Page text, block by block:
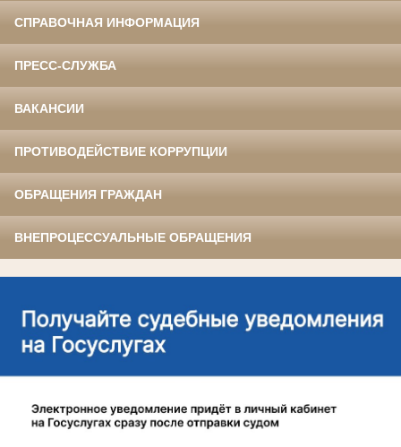
СПРАВОЧНАЯ ИНФОРМАЦИЯ
ПРЕСС-СЛУЖБА
ВАКАНСИИ
ПРОТИВОДЕЙСТВИЕ КОРРУПЦИИ
ОБРАЩЕНИЯ ГРАЖДАН
ВНЕПРОЦЕССУАЛЬНЫЕ ОБРАЩЕНИЯ